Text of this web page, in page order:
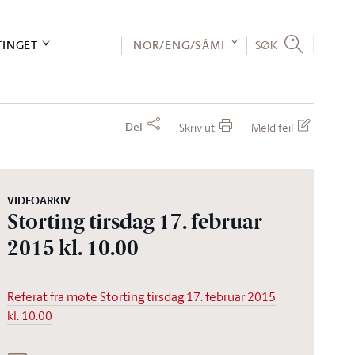
NOR/ENG/SÁMI SØK
Del Skriv ut Meld feil
VIDEOARKIV
Storting tirsdag 17. februar
2015 kl. 10.00
Referat fra møte Storting tirsdag 17. februar 2015
kl. 10.00